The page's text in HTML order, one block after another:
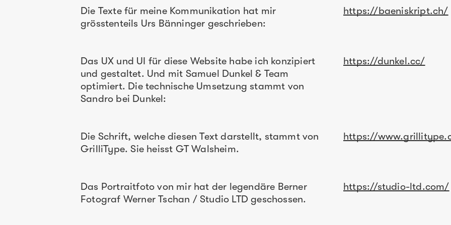
Die Texte für meine Kommunikation hat mir
grösstenteils Urs Bänninger geschrieben:
https://baeniskript.ch/
Das UX und UI für diese Website habe ich konzipiert
und gestaltet. Und mit Samuel Dunkel & Team
optimiert. Die technische Umsetzung stammt von
Sandro bei Dunkel:
https://dunkel.cc/
Die Schrift, welche diesen Text darstellt, stammt von
GrilliType. Sie heisst GT Walsheim.
https://
Das Portraitfoto von mir hat der legendäre Berner
Fotograf Werner Tschan / Studio LTD geschossen.
https://studio-ltd.com/